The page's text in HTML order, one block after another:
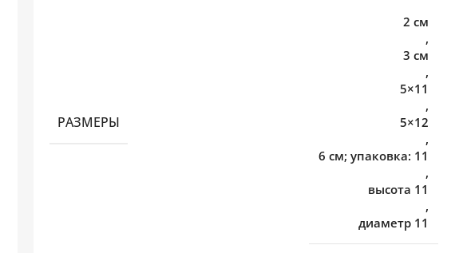
РАЗМЕРЫ
2 см
,
3 см
,
5×11
,
5×12
,
6 см; упаковка: 11
,
высота 11
,
диаметр 11